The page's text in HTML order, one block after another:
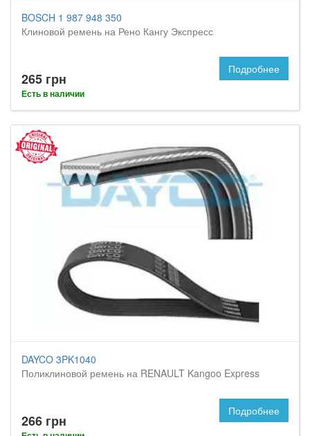
BOSCH 1 987 948 350
Клиновой ремень на Рено Кангу Экспресс
265 грн
Есть в наличии
Подробнее
DAYCO 3PK1040
Поликлиновой ремень на RENAULT Kangoo Express
266 грн
Подробнее